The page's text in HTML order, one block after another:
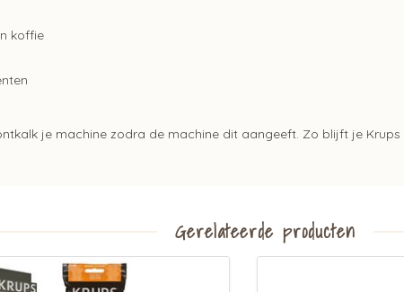
koffie
je machine zodra de machine dit aangeeft. Zo blijft je Krups
Gerelateerde producten